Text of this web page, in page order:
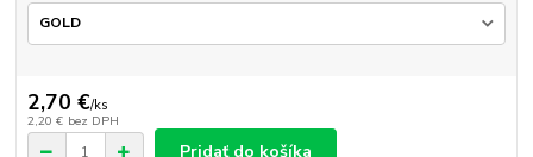
2,70 €/ks
2,20 € bez DPH
Pridať do košíka